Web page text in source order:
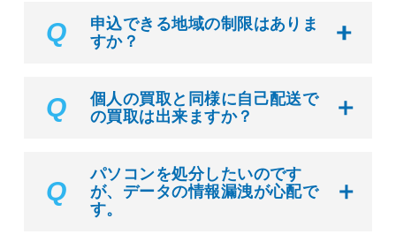
Q
申込できる地域の制限はありま
すか？
Q
個人の買取と同様に自己配送で
の買取は出来ますか？
Q
パソコンを処分したいのです
が、データの情報漏洩が心配で
す。